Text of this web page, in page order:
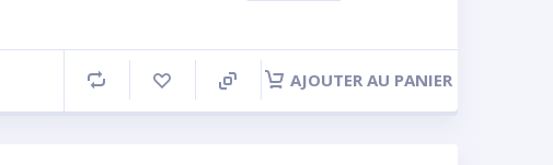
AJOUTER AU PANIER